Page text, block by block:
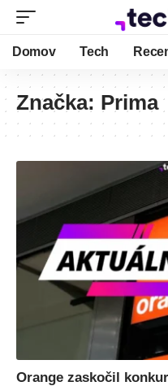
Domov Tech
Značka: Prima
Orange zaskočil